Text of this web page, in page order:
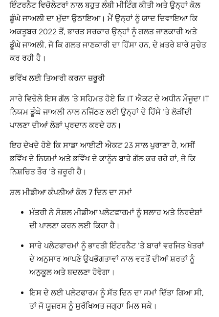
ਇੰਟਰਨੈਟ ਵਿਚੋਲੇਟਰਾਂ ਨਾਲ ਬਹੁਤ ਲੰਬੀ ਮੀਟਿੰਗ ਕੀਤੀ ਅਤੇ ਉਨ੍ਹਾਂ ਕੋਲ
ਡੂੰਘੇ ਜਾਅਲੀ ਦਾ ਮੁੱਦਾ ਉਠਾਇਆ। ਮੈਂ ਉਨ੍ਹਾਂ ਨੂੰ ਯਾਦ ਦਿਵਾਇਆ ਕਿ
ਅਕਤੂਬਰ 2022 ਤੋਂ, ਭਾਰਤ ਸਰਕਾਰ ਉਨ੍ਹਾਂ ਨੂੰ ਗਲਤ ਜਾਣਕਾਰੀ ਅਤੇ
ਡੂੰਘੇ ਜਾਅਲੀ, ਜੋ ਕਿ ਗਲਤ ਜਾਣਕਾਰੀ ਦਾ ਹਿੱਸਾ ਹਨ, ਦੇ ਖ਼ਤਰੇ ਬਾਰੇ ਸੁਚੇਤ
ਕਰ ਰਹੀ ਹੈ।
ਭਵਿੱਖ ਲਈ ਤਿਆਰੀ ਕਰਨਾ ਜ਼ਰੂਰੀ
ਸਾਰੇ ਵਿਚੋਲੇ ਇਸ ਗੱਲ ‘ਤੇ ਸਹਿਮਤ ਹੋਏ ਕਿ IT ਐਕਟ ਦੇ ਅਧੀਨ ਮੌਜੂਦਾ IT
ਨਿਯਮ ਡੂੰਘੇ ਜਾਅਲੀ ਨਾਲ ਨਜਿੱਠਣ ਲਈ ਉਨ੍ਹਾਂ ਦੇ ਹਿੱਸੇ ‘ਤੇ ਲੋੜੀਂਦੀ
ਪਾਲਣਾ ਦੀਆਂ ਲੋੜਾਂ ਪ੍ਰਦਾਨ ਕਰਦੇ ਹਨ।
ਇਹ ਦੇਖਦੇ ਹੋਏ ਕਿ ਸਾਡਾ ਆਈਟੀ ਐਕਟ 23 ਸਾਲ ਪੁਰਾਣਾ ਹੈ, ਅਸੀਂ
ਭਵਿੱਖ ਦੇ ਨਿਯਮਾਂ ਅਤੇ ਭਵਿੱਖ ਦੇ ਕਾਨੂੰਨ ਬਾਰੇ ਗੱਲ ਕਰ ਰਹੇ ਹਾਂ, ਜੋ ਕਿ
ਨਿਸ਼ਚਿਤ ਤੌਰ ‘ਤੇ ਜ਼ਰੂਰੀ ਹੈ।
ਸ਼ਲ ਮੀਡੀਆ ਕੰਪਨੀਆਂ ਕੋਲ 7 ਦਿਨ ਦਾ ਸਮਾਂ
ਮੰਤਰੀ ਨੇ ਸੋਸ਼ਲ ਮੀਡੀਆ ਪਲੇਟਫਾਰਮਾਂ ਨੂੰ ਸਲਾਹ ਅਤੇ ਨਿਰਦੇਸ਼ਾਂ
ਦੀ ਪਾਲਣਾ ਕਰਨ ਲਈ ਕਿਹਾ ਹੈ।
ਸਾਰੇ ਪਲੇਟਫਾਰਮਾਂ ਨੂੰ ਭਾਰਤੀ ਇੰਟਰਨੈਟ ‘ਤੇ ਬਾਰਾਂ ਵਰਜਿਤ ਖੇਤਰਾਂ
ਦੇ ਅਨੁਸਾਰ ਆਪਣੇ ਉਪਭੋਗਤਾਵਾਂ ਨਾਲ ਵਰਤੋਂ ਦੀਆਂ ਸ਼ਰਤਾਂ ਨੂੰ
ਅਨੁਕੂਲ ਅਤੇ ਬਦਲਣਾ ਹੋਵੇਗਾ।
ਇਸ ਦੇ ਲਈ ਪਲੇਟਫਾਰਮ ਨੂੰ ਸੱਤ ਦਿਨ ਦਾ ਸਮਾਂ ਦਿੱਤਾ ਗਿਆ ਸੀ,
ਤਾਂ ਜੋ ਯੂਜ਼ਰਸ ਨੂੰ ਸੁਰੱਖਿਅਤ ਜਗ੍ਹਾ ਮਿਲ ਸਕੇ।